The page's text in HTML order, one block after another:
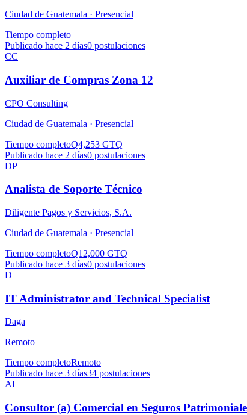
Ciudad de Guatemala · Presencial
Tiempo completo
Publicado hace 2 días0 postulaciones
CC
Auxiliar de Compras Zona 12
CPO Consulting
Ciudad de Guatemala · Presencial
Tiempo completoQ4,253 GTQ
Publicado hace 2 días0 postulaciones
DP
Analista de Soporte Técnico
Diligente Pagos y Servicios, S.A.
Ciudad de Guatemala · Presencial
Tiempo completoQ12,000 GTQ
Publicado hace 3 días0 postulaciones
D
IT Administrator and Technical Specialist
Daga
Remoto
Tiempo completoRemoto
Publicado hace 3 días34 postulaciones
AI
Consultor (a) Comercial en Seguros